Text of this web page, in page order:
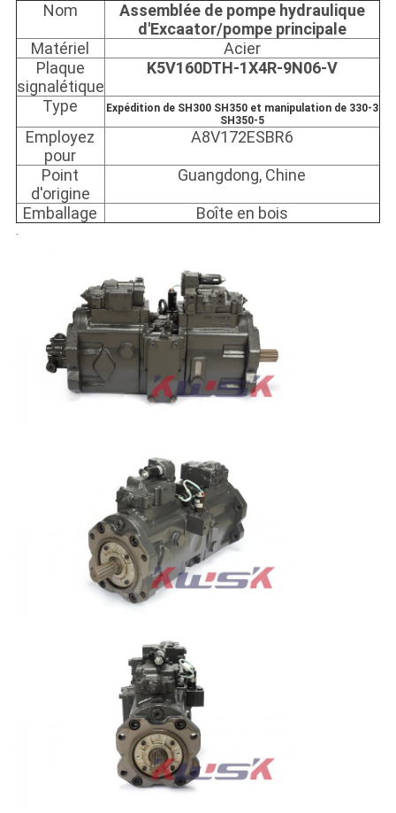
Nom
Assemblée de pompe hydraulique
d'Excaator/pompe principale
Matériel
Acier
Plaque
signalétique
K5V160DTH-1X4R-9N06-V
Type
Expédition de SH300 SH350 et manipulation de 330-3
SH350-5
Employez
pour
A8V172ESBR6
Point
d'origine
Guangdong, Chine
Emballage Boîte en bois
.